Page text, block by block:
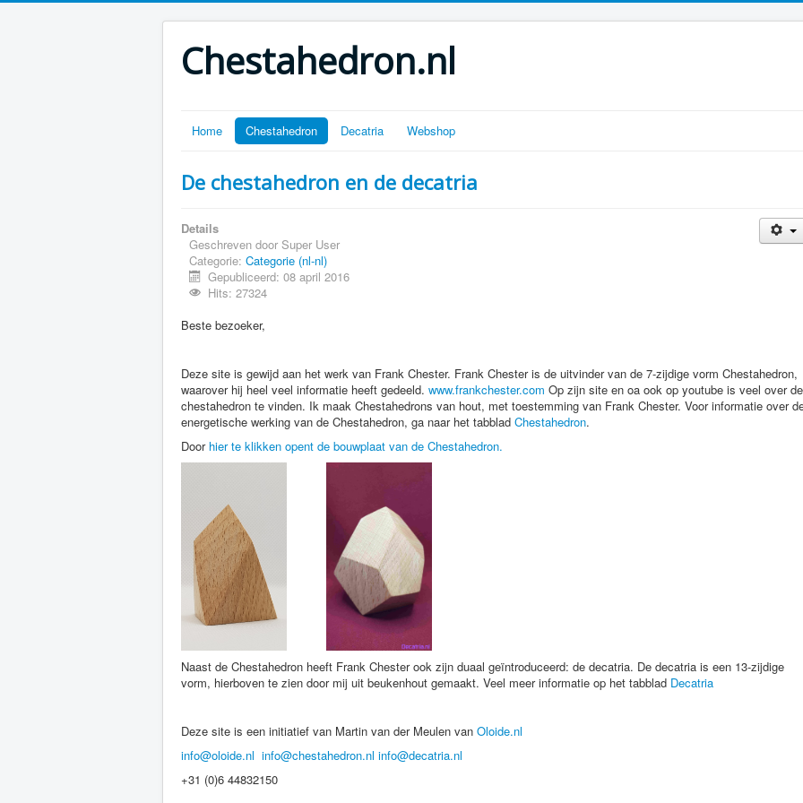
Chestahedron.nl
Home Chestahedron Decatria Webshop
De chestahedron en de decatria
Details
Geschreven door Super User
Categorie: Categorie (nl-nl)
Gepubliceerd: 08 april 2016
Hits: 27324
Beste bezoeker,
Deze site is gewijd aan het werk van Frank Chester. Frank Chester is de uitvinder van de 7-zijdige vorm Chestahedron,
waarover hij heel veel informatie heeft gedeeld. www.frankchester.com Op zijn site en oa ook op youtube is veel over de
chestahedron te vinden. Ik maak Chestahedrons van hout, met toestemming van Frank Chester. Voor informatie over
energetische werking van de Chestahedron, ga naar het tabblad Chestahedron.
Door hier te klikken opent de bouwplaat van de Chestahedron.
Naast de Chestahedron heeft Frank Chester ook zijn duaal geïntroduceerd: de decatria. De decatria is een 13-zijdige
vorm, hierboven te zien door mij uit beukenhout gemaakt. Veel meer informatie op het tabblad Decatria
Deze site is een initiatief van Martin van der Meulen van Oloide.nl
info@oloide.nl info@chestahedron.nl info@decatria.nl
+31 (0)6 44832150